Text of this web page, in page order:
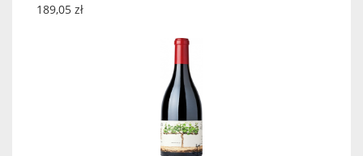
189,05 zł